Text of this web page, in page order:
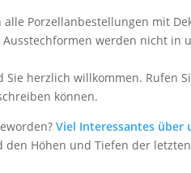
Porzellanbestellungen mit
werden nicht
herzlich willkommen. Rufen
können.
Viel Interessantes über
Höhen und Tiefen der